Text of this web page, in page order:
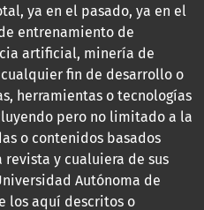
ya en el pasado, ya en el
entrenamiento de
artificial, minería de
fin de desarrollo o
herramientas o tecnologías
pero no limitado a la
o contenidos basados
y cualuiera de sus
Autónoma de
los aquí descritos o